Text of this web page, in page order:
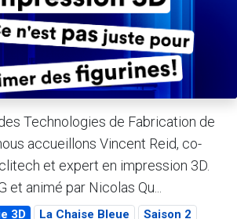
Technologies de Fabrication de
accueillons Vincent Reid, co-
et expert en impression 3D.
animé par Nicolas Qu...
3D La Chaise Bleue Saison 2